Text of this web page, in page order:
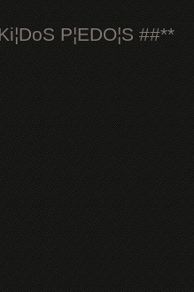
P¦EDO¦S ##**